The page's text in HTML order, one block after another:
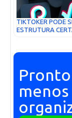
TIKTOKER PODE
ESTRUTURA